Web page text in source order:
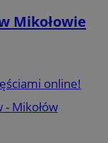
Mikołowie
online!
Mikołów